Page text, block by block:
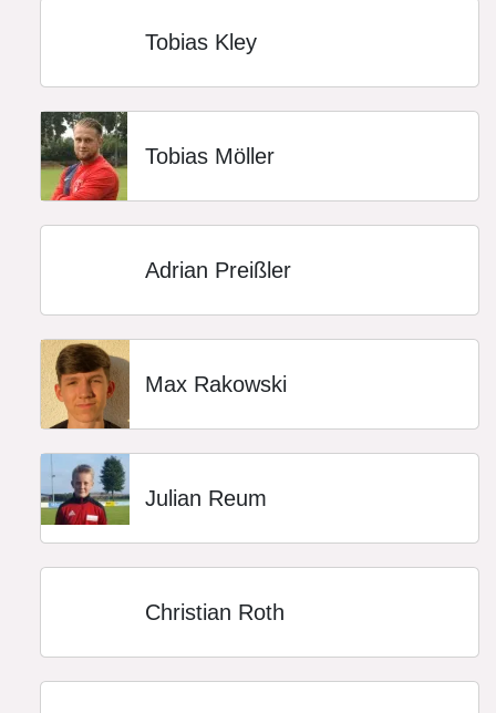
Tobias Kley
Tobias Möller
Adrian Preißler
Max Rakowski
Julian Reum
Christian Roth